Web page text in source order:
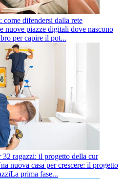
come difendersi dalla rete
nuove piazze digitali dove nascono
per capire il pot...
ragazzi: il progetto della cur
nuova casa per crescere: il progetto
prima fase...